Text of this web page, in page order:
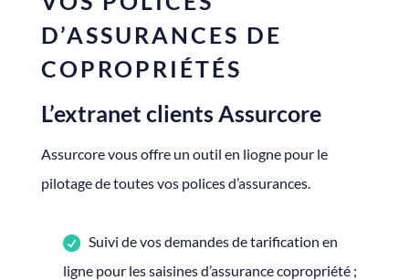
D’ASSURANCES DE
COPROPRIÉTÉS
L’extranet clients Assurcore
Assurcore vous offre un outil en liogne pour le
pilotage de toutes vos polices d’assurances.
Suivi de vos demandes de tarification en
ligne pour les saisines d’assurance copropriété ;